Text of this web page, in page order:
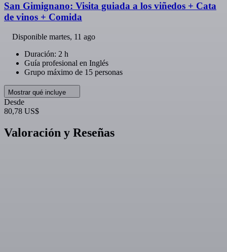
San Gimignano: Visita guiada a los viñedos + Cata
de vinos + Comida
Disponible martes, 11 ago
Duración: 2 h
Guía profesional en Inglés
Grupo máximo de 15 personas
Mostrar qué incluye
Desde
80,78 US$
Valoración y Reseñas